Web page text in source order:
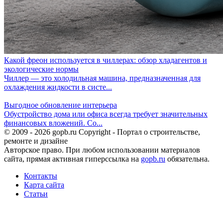
Какой фреон используется в чиллерах: обзор хладагентов и
экологические нормы
Чиллер — это холодильная машина, предназначенная для
охлаждения жидкости в систе...
Выгодное обновление интерьера
Обустройство дома или офиса всегда требует значительных
финансовых вложений. Со...
© 2009 - 2026 gopb.ru Copyright - Портал о строительстве,
ремонте и дизайне
Авторское право. При любом использовании материалов
сайта, прямая активная гиперссылка на gopb.ru обязательна.
Контакты
Карта сайта
Статьи